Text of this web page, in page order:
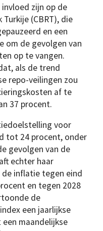
zijn op de
Turkije (CBRT), die
en een
om de gevolgen van
op te vangen.
als de trend
repo-veilingen zou
af te
37 procent.
voor
tot 24 procent, onder
gevolgen van de
echter haar
inflatie tegen eind
en tegen 2028
de
een jaarlijkse
maandelijkse